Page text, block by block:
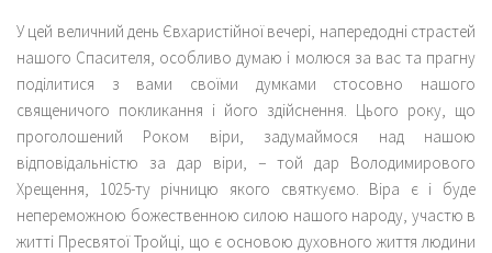
У цей величний день Євхаристійної вечері, напередодні страстей
нашого Спасителя, особливо думаю і молюся за вас та прагну
поділитися з вами своїми думками стосовно нашого
священичого покликання і його здійснення. Цього року, що
проголошений Роком віри, задумаймося над нашою
відповідальністю за дар віри, − той дар Володимирового
Хрещення, 1025-ту річницю якого святкуємо. Віра є і буде
непереможною божественною силою нашого народу, участю в
житті Пресвятої Тройці, що є основою духовного життя людини